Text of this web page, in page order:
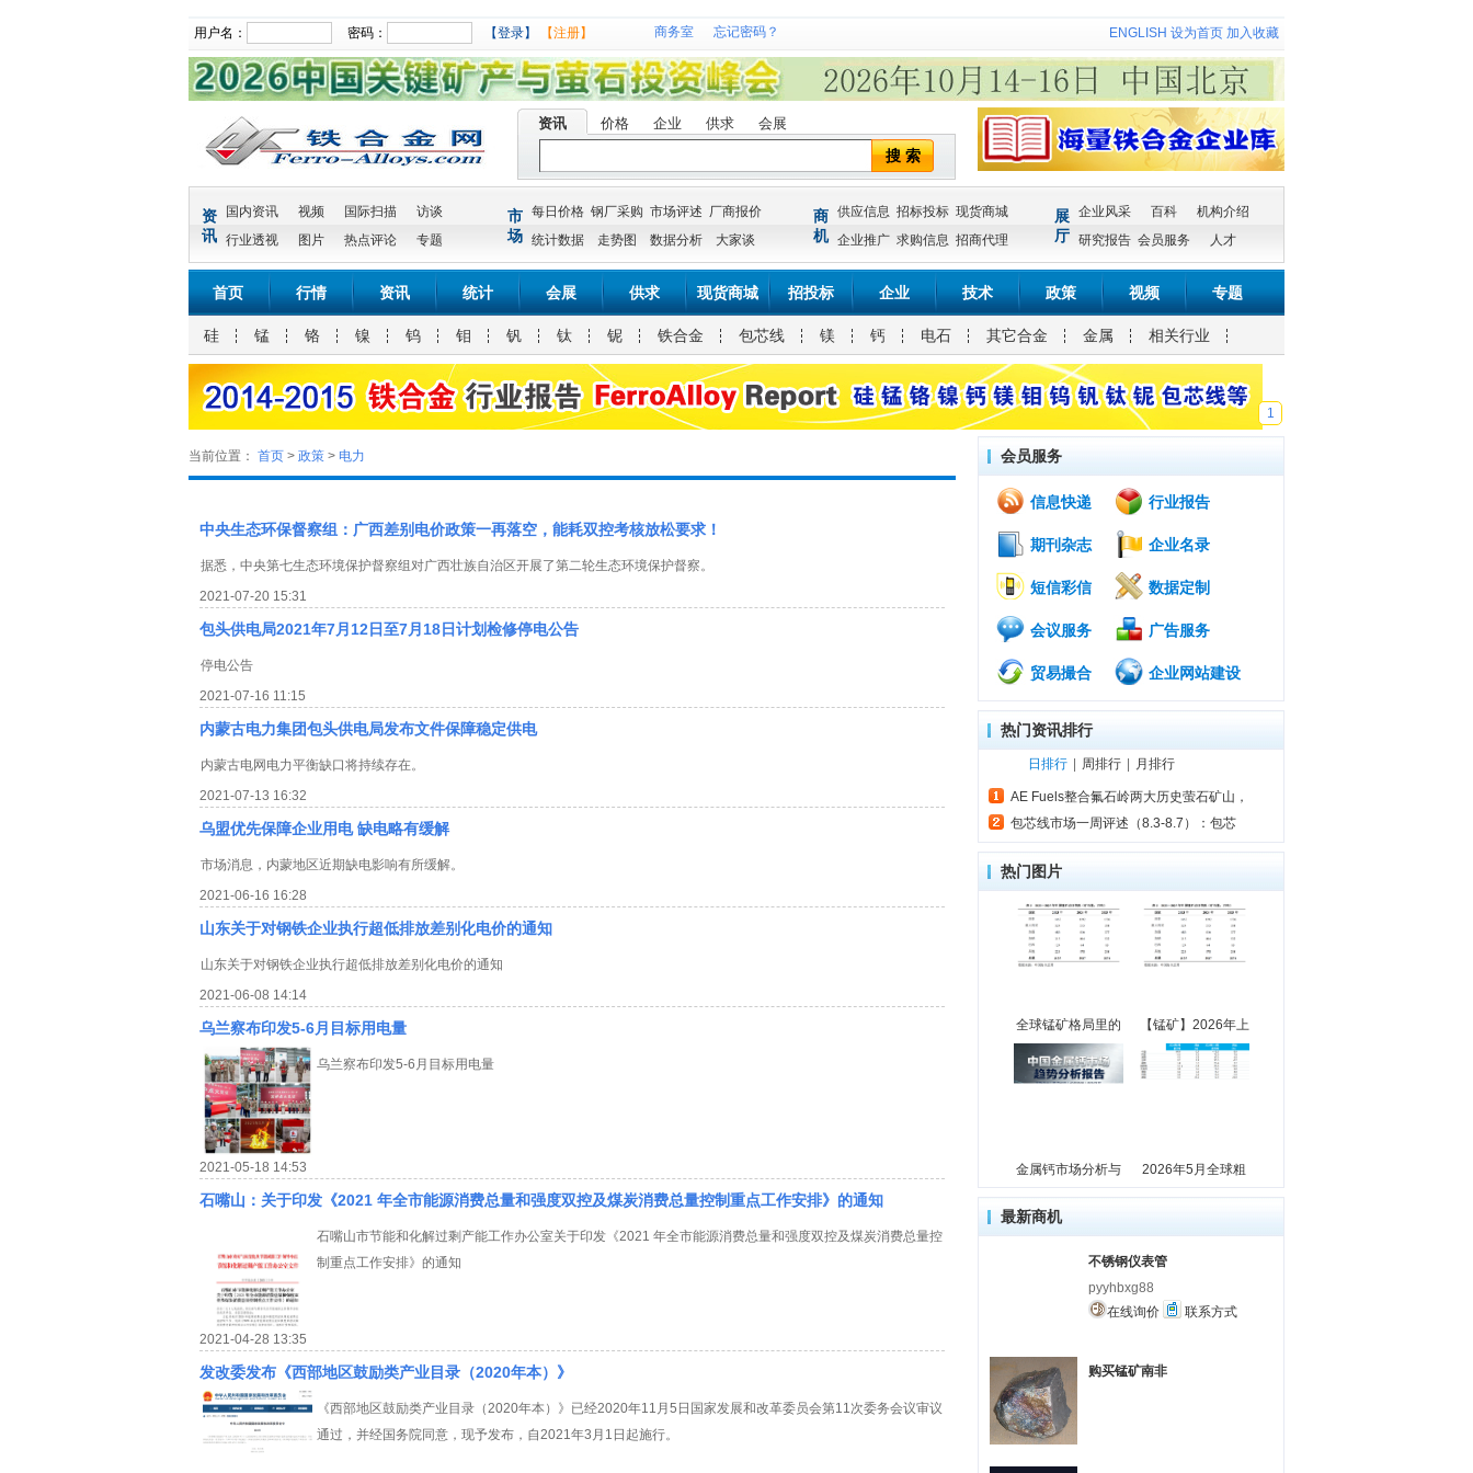
用户名： 密码： 【登录】 【注册】 商务室 忘记密码？ ENGLISH 设为首页 加入收藏
资讯 价格 企业 供求 会展
搜 索
资
讯
国内资讯 视频 国际扫描
访谈
行业透视
图片 热点评论 专题
市
场
每日价格 钢厂采购 市场评述 厂商报价
统计数据
走势图 数据分析 大家谈
商
机
供应信息 招标投标 现货商城
企业推广 求购信息 招商代理
展
厅
企业风采 百科
机构介绍
研究报告 会员服务 人才
首页 行情 资讯 统计 会展 供求 现货商城 招投标 企业 技术 政策 视频 专题
硅 锰 铬 镍 钨 钼 钒 钛 铌 铁合金 包芯线 镁 钙 电石 其它合金 金属 相关行业
1
当前位置： 首页 > 政策 > 电力
中央生态环保督察组：广西差别电价政策一再落空，能耗双控考核放松要求！
据悉，中央第七生态环境保护督察组对广西壮族自治区开展了第二轮生态环境保护督察。
2021-07-20 15:31
包头供电局2021年7月12日至7月18日计划检修停电公告
停电公告
2021-07-16 11:15
内蒙古电力集团包头供电局发布文件保障稳定供电
内蒙古电网电力平衡缺口将持续存在。
2021-07-13 16:32
乌盟优先保障企业用电 缺电略有缓解
市场消息，内蒙地区近期缺电影响有所缓解。
2021-06-16 16:28
山东关于对钢铁企业执行超低排放差别化电价的通知
山东关于对钢铁企业执行超低排放差别化电价的通知
2021-06-08 14:14
乌兰察布印发5-6月目标用电量
乌兰察布印发5-6月目标用电量
2021-05-18 14:53
石嘴山：关于印发《2021 年全市能源消费总量和强度双控及煤炭消费总量控制重点工作安排》的通知
石嘴山市节能和化解过剩产能工作办公室关于印发《2021 年全市能源消费总量和强度双控及煤炭消费总量控
制重点工作安排》的通知
2021-04-28 13:35
发改委发布《西部地区鼓励类产业目录（2020年本）》
《西部地区鼓励类产业目录（2020年本）》已经2020年11月5日国家发展和改革委员会第11次委务会议审议
通过，并经国务院同意，现予发布，自2021年3月1日起施行。
会员服务
信息快递 行业报告
期刊杂志 企业名录
短信彩信 数据定制
会议服务 广告服务
贸易撮合 企业网站建设
热门资讯排行
日排行 周排行 月排行
AE Fuels整合氟石岭两大历史萤石矿山，
包芯线市场一周评述（8.3-8.7）：包芯
热门图片
全球锰矿格局里的 【锰矿】2026年上
金属钙市场分析与 2026年5月全球粗
最新商机
不锈钢仪表管
pyyhbxg88
在线询价
联系方式
购买锰矿南非